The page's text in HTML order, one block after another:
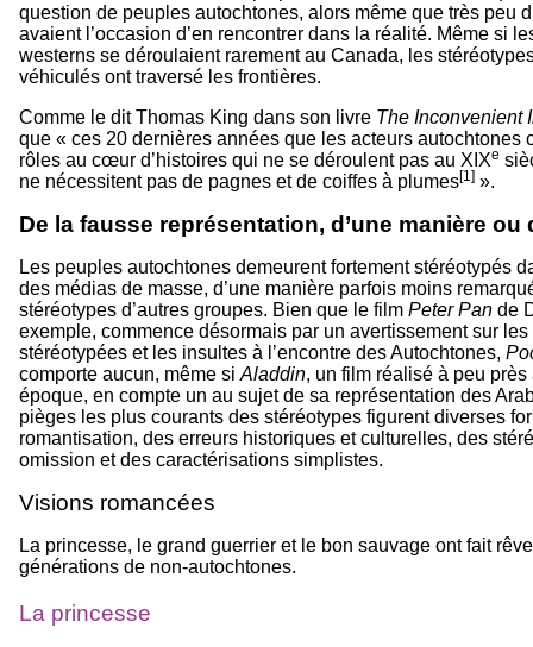
question de peuples autochtones, alors même que très peu
avaient l’occasion d’en rencontrer dans la réalité. Même si
westerns se déroulaient rarement au Canada, les
véhiculés ont traversé les frontières.
Comme le dit Thomas King dans son livre The Inconvenient
que « ces 20 dernières années que les acteurs autochtones
rôles au cœur d’histoires qui ne se déroulent pas au XIXe
ne nécessitent pas de pagnes et de coiffes à plumes[1] ».
De la fausse représentation, d’une manière ou
Les peuples autochtones demeurent fortement stéréotypés
des médias de masse, d’une manière parfois moins
stéréotypes d’autres groupes. Bien que le film Peter Pan de
exemple, commence désormais par un avertissement sur
stéréotypées et les insultes à l’encontre des Autochtones,
comporte aucun, même si Aladdin, un film réalisé à peu près
époque, en compte un au sujet de sa représentation des
pièges les plus courants des stéréotypes figurent diverses
romantisation, des erreurs historiques et culturelles, des
omission et des caractérisations simplistes.
Visions romancées
La princesse, le grand guerrier et le bon sauvage ont fait
générations de non-autochtones.
La princesse